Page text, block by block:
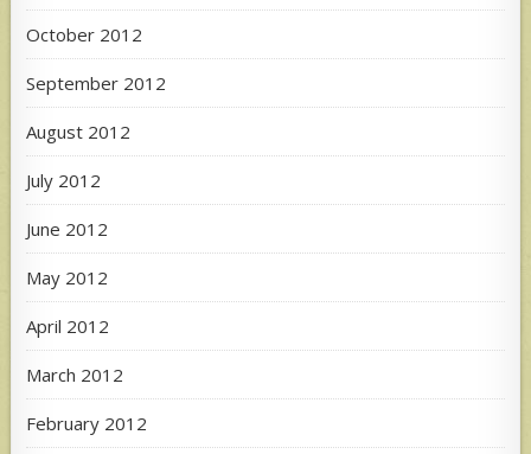
October 2012
September 2012
August 2012
July 2012
June 2012
May 2012
April 2012
March 2012
February 2012